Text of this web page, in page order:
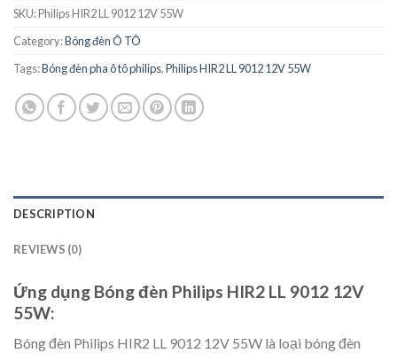
SKU:Philips HIR2 LL 9012 12V 55W
Category:Bóng đèn Ô TÔ
Tags:Bóng đèn pha ô tô philips,Philips HIR2 LL 9012 12V 55W
DESCRIPTION
REVIEWS (0)
Ứng dụng Bóng đèn Philips HIR2 LL 9012 12V
55W:
Bóng đèn Philips HIR2 LL 9012 12V 55W là loại bóng đèn